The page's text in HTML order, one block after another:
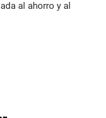
al ahorro y al